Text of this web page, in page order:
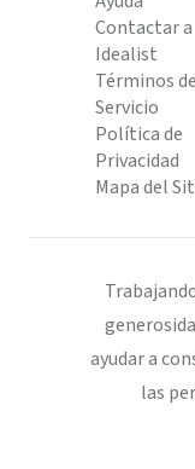
Contactar a
Idealist
Términos de
Servicio
Política de
Privacidad
Mapa del
ayudar a
las